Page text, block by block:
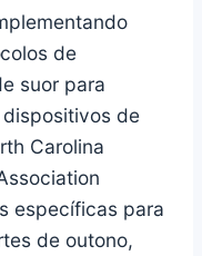
de
suor para
de
Carolina
específicas para
de outono,